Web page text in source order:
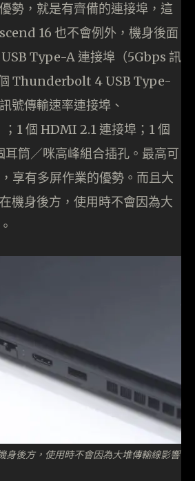
勢，就是有齊備的連接埠，這
16 也不會例外，機身後面
USB Type-A 連接埠（5Gbps 訊
Thunderbolt 4 USB Type-
號傳輸速率連接埠、
1 個 HDMI 2.1 連接埠；1 個
耳筒／咪高峰組合插孔。最高可
享有多屏作業的優勢。而且大
機身後方，使用時不會因為大
身後方，使用時不會因為大堆傳輸線影響